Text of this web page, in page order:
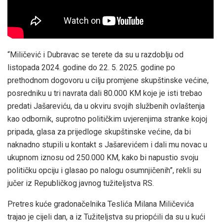
“Miličević i Dubravac se terete da su u razdoblju od
listopada 2024. godine do 22. 5. 2025. godine po
prethodnom dogovoru u cilju promjene skupštinske većine,
posredniku u tri navrata dali 80.000 KM koje je isti trebao
predati Jašareviću, da u okviru svojih službenih ovlaštenja
kao odbornik, suprotno političkim uvjerenjima stranke kojoj
pripada, glasa za prijedloge skupštinske većine, da bi
naknadno stupili u kontakt s Jašarevićem i dali mu novac u
ukupnom iznosu od 250.000 KM, kako bi napustio svoju
političku opciju i glasao po nalogu osumnjičenih”, rekli su
jučer iz Republičkog javnog tužiteljstva RS.
Pretres kuće gradonačelnika Teslića Milana Miličevića
trajao je cijeli dan, a iz Tužiteljstva su priopćili da su u kući